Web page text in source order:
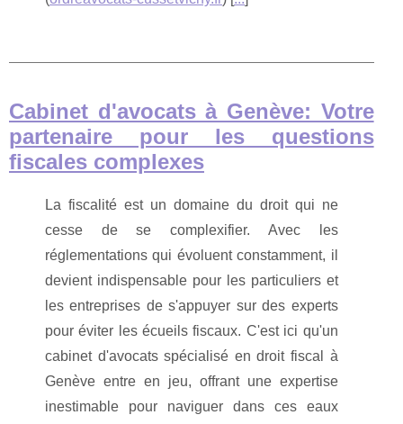
Cabinet d'avocats à Genève: Votre
partenaire pour les questions
fiscales complexes
La fiscalité est un domaine du droit qui ne
cesse de se complexifier. Avec les
réglementations qui évoluent constamment, il
devient indispensable pour les particuliers et
les entreprises de s'appuyer sur des experts
pour éviter les écueils fiscaux. C'est ici qu'un
cabinet d'avocats spécialisé en droit fiscal à
Genève entre en jeu, offrant une expertise
inestimable pour naviguer dans ces eaux